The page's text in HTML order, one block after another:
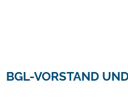
BGL-VORSTAND